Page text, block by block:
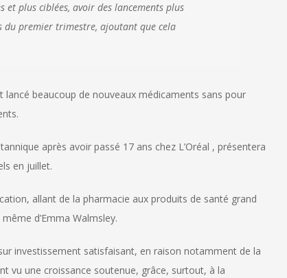
et plus ciblées, avoir des lancements plus
du premier trimestre, ajoutant que cela
beaucoup de nouveaux médicaments sans pour
après avoir passé 17 ans chez L’Oréal , présentera
en juillet.
allant de la pharmacie aux produits de santé grand
d’Emma Walmsley.
investissement satisfaisant, en raison notamment de la
vu une croissance soutenue, grâce, surtout, à la